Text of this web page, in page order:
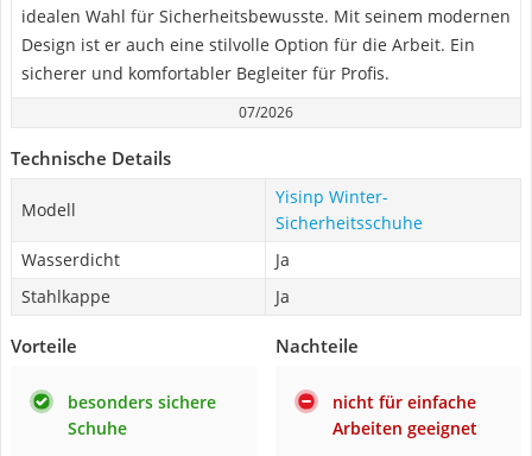
idealen Wahl für Sicherheitsbewusste. Mit seinem modernen
Design ist er auch eine stilvolle Option für die Arbeit. Ein
sicherer und komfortabler Begleiter für Profis.
07/2026
Technische Details
Modell
Yisinp Winter-
Sicherheitsschuhe
Wasserdicht
Ja
Stahlkappe
Ja
Vorteile
besonders sichere
Schuhe
Nachteile
nicht für einfache
Arbeiten geeignet